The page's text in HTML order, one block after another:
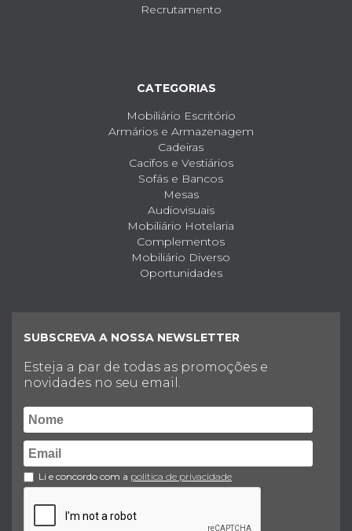
Recrutamento
CATEGORIAS
Mobiliário Escritório
Armários e Armazenagem
Cadeiras
Cacifos e Vestiários
Sofás e Bancos
Mesas
Audiovisuais
Mobiliário Hotelaria
Complementos
Mobiliário Diverso
Oportunidades
SUBSCREVA A NOSSA NEWSLETTER
Esteja a par de todas as promoções e
novidades no seu email.
Li e concordo com a politica de privacidade